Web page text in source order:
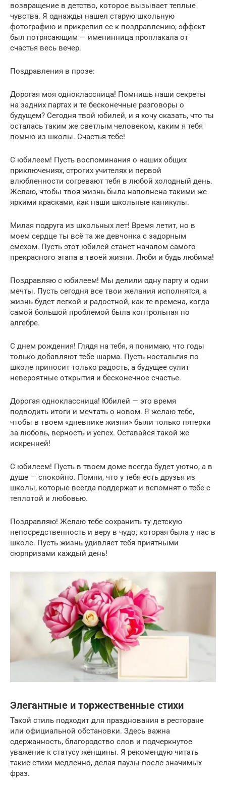
возвращение в детство, которое вызывает теплые
чувства. Я однажды нашел старую школьную
фотографию и прикрепил ее к поздравлению; эффект
был потрясающим — именинница проплакала от
счастья весь вечер.
Поздравления в прозе:
Дорогая моя одноклассница! Помнишь наши секреты
на задних партах и те бесконечные разговоры о
будущем? Сегодня твой юбилей, и я хочу сказать, что ты
осталась таким же светлым человеком, каким я тебя
помню из школы. Счастья тебе!
С юбилеем! Пусть воспоминания о наших общих
приключениях, строгих учителях и первой
влюбленности согревают тебя в любой холодный день.
Желаю, чтобы твоя жизнь была наполнена такими же
яркими красками, как наши школьные каникулы.
Милая подруга из школьных лет! Время летит, но в
моем сердце ты всё та же девчонка с задорным
смехом. Пусть этот юбилей станет началом самого
прекрасного этапа в твоей жизни. Люби и будь любима!
Поздравляю с юбилеем! Мы делили одну парту и одни
мечты. Пусть сегодня все твои желания исполнятся, а
жизнь будет легкой и радостной, как те времена, когда
самой большой проблемой была контрольная по
алгебре.
С днем рождения! Глядя на тебя, я понимаю, что годы
только добавляют тебе шарма. Пусть ностальгия по
школе приносит только радость, а будущее сулит
невероятные открытия и бесконечное счастье.
Дорогая одноклассница! Юбилей — это время
подводить итоги и мечтать о новом. Я желаю тебе,
чтобы в твоем «дневнике жизни» были только пятерки
за любовь, верность и успех. Оставайся такой же
искренней!
С юбилеем! Пусть в твоем доме всегда будет уютно, а в
душе — спокойно. Помни, что у тебя есть друзья из
школы, которые всегда поддержат и вспомнят о тебе с
теплотой и любовью.
Поздравляю! Желаю тебе сохранить ту детскую
непосредственность и веру в чудо, которая была у нас в
школе. Пусть жизнь удивляет тебя приятными
сюрпризами каждый день!
Элегантные и торжественные стихи
Такой стиль подходит для празднования в ресторане
или официальной обстановки. Здесь важна
сдержанность, благородство слов и подчеркнутое
уважение к статусу женщины. Я рекомендую читать
такие стихи медленно, делая паузы после значимых
фраз.